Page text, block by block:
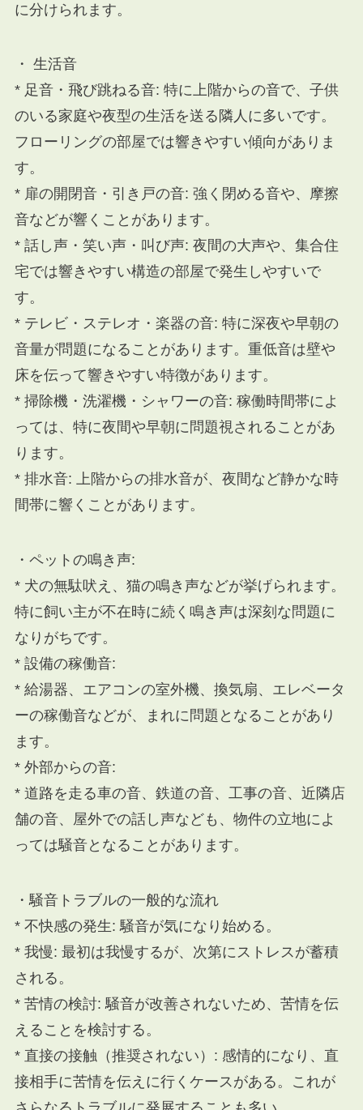
に分けられます。
・ 生活音
* 足音・飛び跳ねる音: 特に上階からの音で、子供
のいる家庭や夜型の生活を送る隣人に多いです。
フローリングの部屋では響きやすい傾向がありま
す。
* 扉の開閉音・引き戸の音: 強く閉める音や、摩擦
音などが響くことがあります。
* 話し声・笑い声・叫び声: 夜間の大声や、集合住
宅では響きやすい構造の部屋で発生しやすいで
す。
* テレビ・ステレオ・楽器の音: 特に深夜や早朝の
音量が問題になることがあります。重低音は壁や
床を伝って響きやすい特徴があります。
* 掃除機・洗濯機・シャワーの音: 稼働時間帯によ
っては、特に夜間や早朝に問題視されることがあ
ります。
* 排水音: 上階からの排水音が、夜間など静かな時
間帯に響くことがあります。
・ペットの鳴き声:
* 犬の無駄吠え、猫の鳴き声などが挙げられます。
特に飼い主が不在時に続く鳴き声は深刻な問題に
なりがちです。
* 設備の稼働音:
* 給湯器、エアコンの室外機、換気扇、エレベータ
ーの稼働音などが、まれに問題となることがあり
ます。
* 外部からの音:
* 道路を走る車の音、鉄道の音、工事の音、近隣店
舗の音、屋外での話し声なども、物件の立地によ
っては騒音となることがあります。
・騒音トラブルの一般的な流れ
* 不快感の発生: 騒音が気になり始める。
* 我慢: 最初は我慢するが、次第にストレスが蓄積
される。
* 苦情の検討: 騒音が改善されないため、苦情を伝
えることを検討する。
* 直接の接触（推奨されない）: 感情的になり、直
接相手に苦情を伝えに行くケースがある。これが